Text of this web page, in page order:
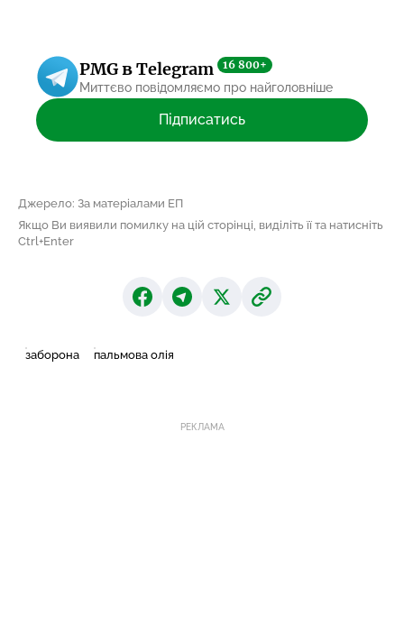
PMG в Telegram 16 800+
Миттєво повідомляємо про найголовніше
Підписатись
Джерело: За матеріалами ЕП
Якщо Ви виявили помилку на цій сторінці, виділіть її та натисніть
Ctrl+Enter
заборона пальмова олія
РЕКЛАМА